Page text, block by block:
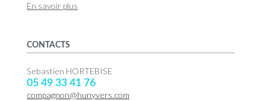
En savoir plus
CONTACTS
Sebastien HORTEBISE
05 49 33 41 76
compagnon@hunyvers.com